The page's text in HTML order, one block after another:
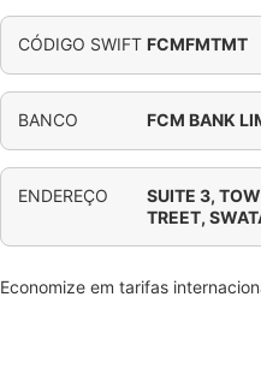
CÓDIGO SWIFT FCMFMTMT
BANCO FCM BANK
ENDEREÇO
SUITE 3,
TREET,
Economize em tarifas